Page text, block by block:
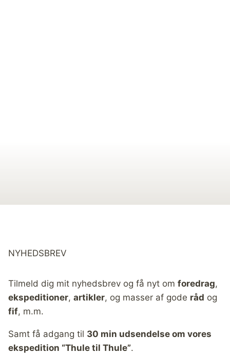
NYHEDSBREV
Tilmeld dig mit nyhedsbrev og få nyt om foredrag,
ekspeditioner, artikler, og masser af gode råd og
fif, m.m.
Samt få adgang til 30 min udsendelse om vores
ekspedition “Thule til Thule”.